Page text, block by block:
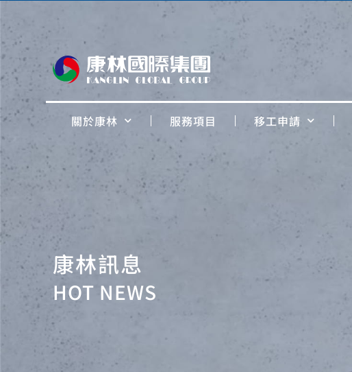
關於康林 服務項目 移工申請
康林訊息
HOT NEWS